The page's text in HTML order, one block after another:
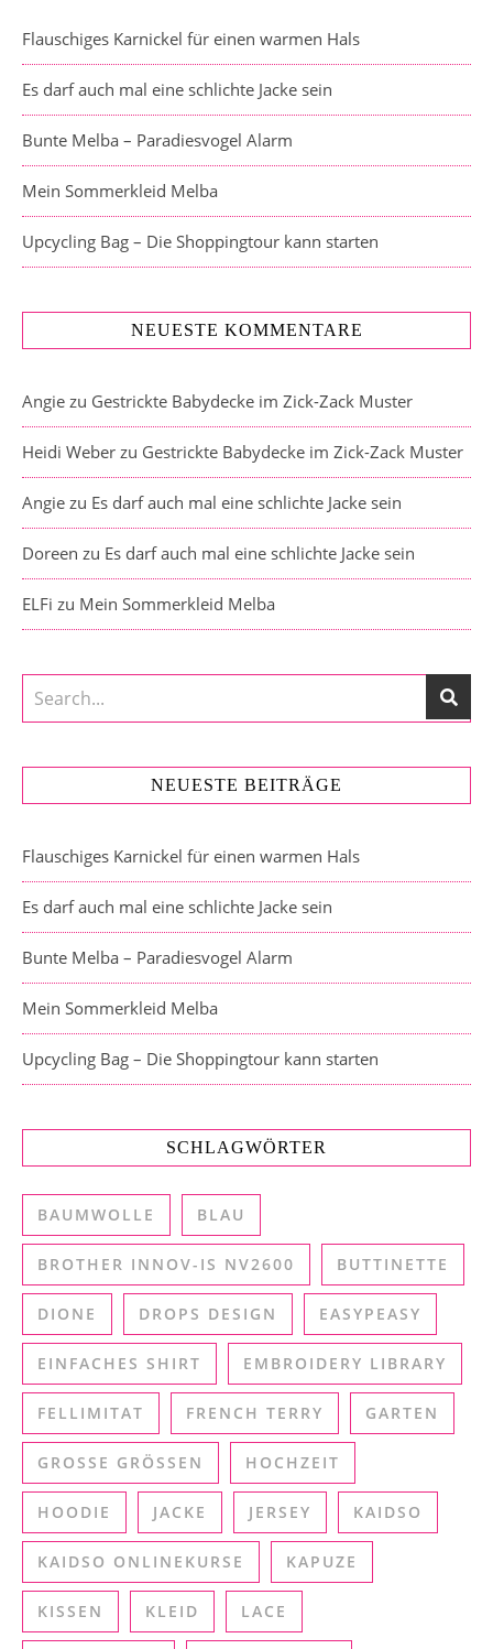
Flauschiges Karnickel für einen warmen Hals
Es darf auch mal eine schlichte Jacke sein
Bunte Melba – Paradiesvogel Alarm
Mein Sommerkleid Melba
Upcycling Bag – Die Shoppingtour kann starten
NEUESTE KOMMENTARE
Angie zu Gestrickte Babydecke im Zick-Zack Muster
Heidi Weber zu Gestrickte Babydecke im Zick-Zack Muster
Angie zu Es darf auch mal eine schlichte Jacke sein
Doreen zu Es darf auch mal eine schlichte Jacke sein
ELFi zu Mein Sommerkleid Melba
NEUESTE BEITRÄGE
Flauschiges Karnickel für einen warmen Hals
Es darf auch mal eine schlichte Jacke sein
Bunte Melba – Paradiesvogel Alarm
Mein Sommerkleid Melba
Upcycling Bag – Die Shoppingtour kann starten
SCHLAGWÖRTER
BAUMWOLLE BLAU
BROTHER INNOV-IS NV2600 BUTTINETTE
DIONE DROPS DESIGN EASYPEASY
EINFACHES SHIRT EMBROIDERY LIBRARY
FELLIMITAT FRENCH TERRY GARTEN
GROSSE GRÖSSEN HOCHZEIT
HOODIE JACKE JERSEY KAIDSO
KAIDSO ONLINEKURSE KAPUZE
KISSEN KLEID LACE